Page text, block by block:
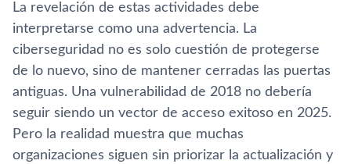
La revelación de estas actividades debe
interpretarse como una advertencia. La
ciberseguridad no es solo cuestión de protegerse
de lo nuevo, sino de mantener cerradas las puertas
antiguas. Una vulnerabilidad de 2018 no debería
seguir siendo un vector de acceso exitoso en 2025.
Pero la realidad muestra que muchas
organizaciones siguen sin priorizar la actualización y